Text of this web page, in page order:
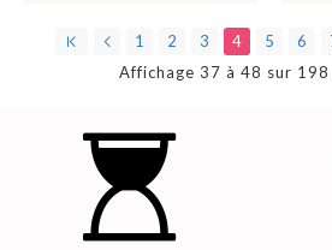
1 2 3 4 5 6
Affichage 37 à 48 sur 198